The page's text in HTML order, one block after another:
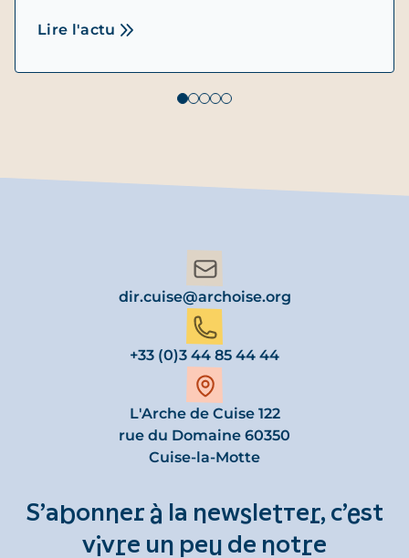
Lire l'actu
dir.cuise@archoise.org
+33 (0)3 44 85 44 44
L'Arche de Cuise 122
rue du Domaine 60350
Cuise-la-Motte
S’abonner à la newsletter, c’est
vivre un peu de notre